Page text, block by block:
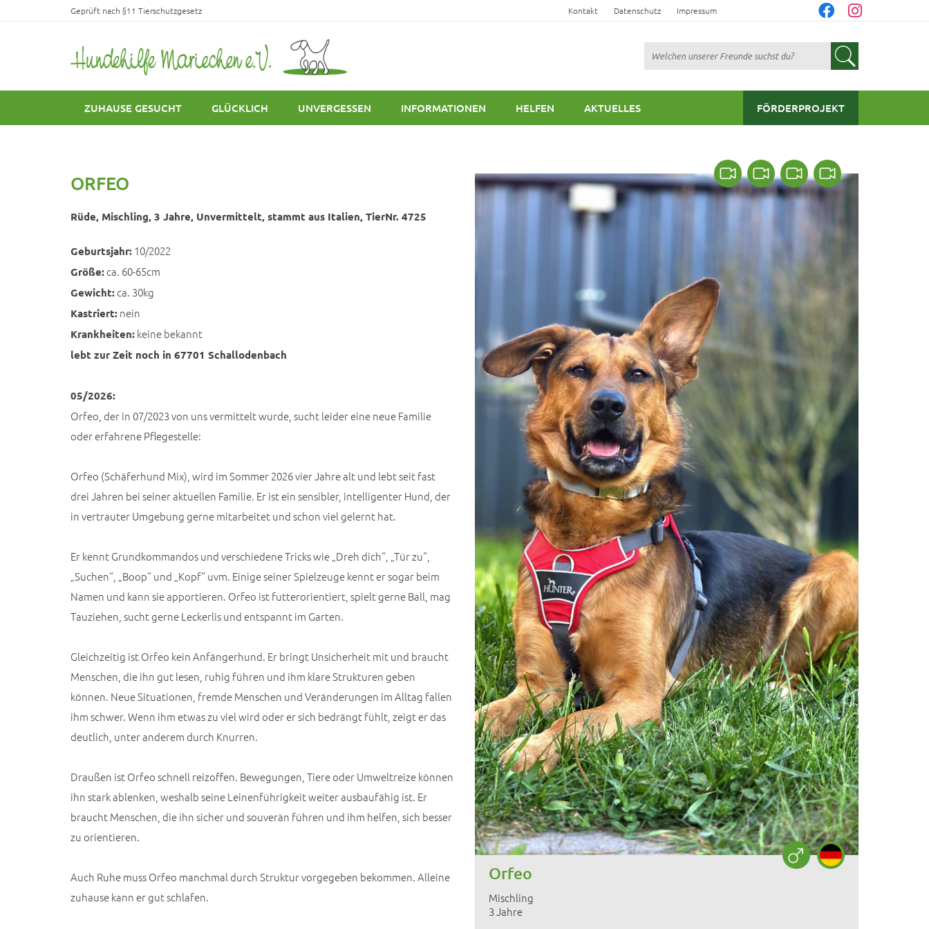
Geprüft nach §11 Tierschutzgesetz Kontakt Datenschutz Impressum
Suchen
ZUHAUSE GESUCHT GLÜCKLICH UNVERGESSEN INFORMATIONEN HELFEN AKTUELLES FÖRDERPROJEKT
ORFEO
Rüde, Mischling, 3 Jahre, Unvermittelt, stammt aus Italien, TierNr. 4725
Geburtsjahr: 10/2022
Größe: ca. 60-65cm
Gewicht: ca. 30kg
Kastriert: nein
Krankheiten: keine bekannt
lebt zur Zeit noch in 67701 Schallodenbach
05/2026:
Orfeo, der in 07/2023 von uns vermittelt wurde, sucht leider eine neue Familie
oder erfahrene Pflegestelle:
Orfeo (Schäferhund Mix), wird im Sommer 2026 vier Jahre alt und lebt seit fast
drei Jahren bei seiner aktuellen Familie. Er ist ein sensibler, intelligenter Hund, der
in vertrauter Umgebung gerne mitarbeitet und schon viel gelernt hat.
Er kennt Grundkommandos und verschiedene Tricks wie „Dreh dich“, „Tür zu“,
„Suchen“, „Boop“ und „Kopf“ uvm. Einige seiner Spielzeuge kennt er sogar beim
Namen und kann sie apportieren. Orfeo ist futterorientiert, spielt gerne Ball, mag
Tauziehen, sucht gerne Leckerlis und entspannt im Garten.
Gleichzeitig ist Orfeo kein Anfängerhund. Er bringt Unsicherheit mit und braucht
Menschen, die ihn gut lesen, ruhig führen und ihm klare Strukturen geben
können. Neue Situationen, fremde Menschen und Veränderungen im Alltag fallen
ihm schwer. Wenn ihm etwas zu viel wird oder er sich bedrängt fühlt, zeigt er das
deutlich, unter anderem durch Knurren.
Draußen ist Orfeo schnell reizoffen. Bewegungen, Tiere oder Umweltreize können
ihn stark ablenken, weshalb seine Leinenführigkeit weiter ausbaufähig ist. Er
braucht Menschen, die ihn sicher und souverän führen und ihm helfen, sich besser
zu orientieren.
Auch Ruhe muss Orfeo manchmal durch Struktur vorgegeben bekommen. Alleine
zuhause kann er gut schlafen.
Orfeo
Mischling
3 Jahre